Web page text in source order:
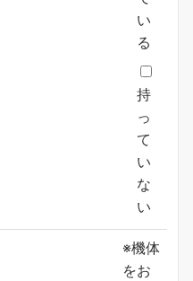
い
る
持
っ
て
い
な
い
※機体
をお